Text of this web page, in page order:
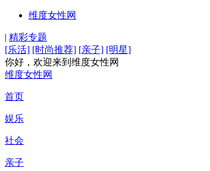
维度女性网
| 精彩专题
[乐活] [时尚推荐] [亲子] [明星]
你好，欢迎来到维度女性网
维度女性网
首页
娱乐
社会
亲子